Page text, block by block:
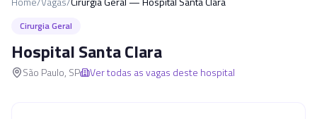
Cirurgia Geral
Hospital Santa Clara
São Paulo, SP Ver todas as vagas deste hospital